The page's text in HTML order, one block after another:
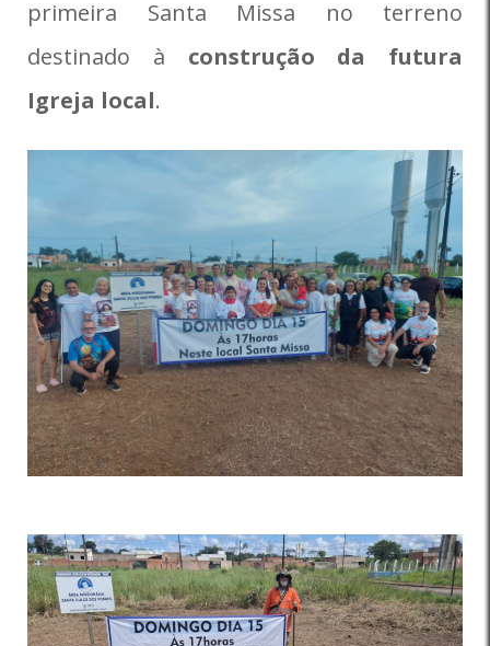
primeira Santa Missa no terreno
destinado à construção da futura
Igreja local.